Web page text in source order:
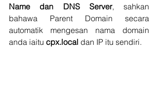
Name dan DNS Server, sahkan
bahawa Parent Domain secara
automatik mengesan nama domain
anda iaitu cpx.local dan IP itu sendiri.